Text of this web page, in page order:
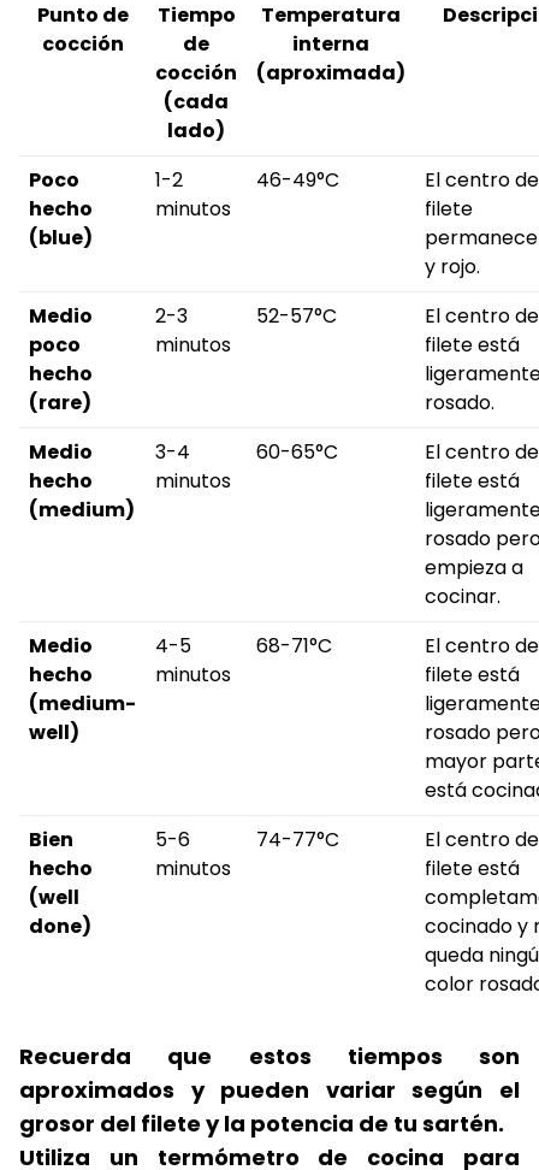
Punto de
cocción
Tiempo
de
cocción
(cada
lado)
Temperatura
interna
(aproximada)
Poco
hecho
(blue)
1-2
minutos
46-49°C
El centro
filete
y rojo.
Medio
poco
hecho
(rare)
2-3
minutos
52-57°C
El centro
filete está
rosado.
Medio
hecho
(medium)
3-4
minutos
60-65°C
El centro
filete está
rosado
empieza a
cocinar.
Medio
hecho
(medium-
well)
4-5
minutos
68-71°C
El centro
filete está
rosado
mayor
está
Bien
hecho
(well
done)
5-6
minutos
74-77°C
El centro
filete está
cocinado y
queda
color
Recuerda que estos tiempos son
aproximados y pueden variar según el
grosor del filete y la potencia de tu sartén.
Utiliza un termómetro de cocina para